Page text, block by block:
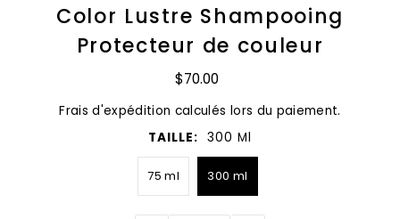
Color Lustre Shampooing
Protecteur de couleur
$70.00
Frais d'expédition calculés lors du paiement.
TAILLE: 300 Ml
75 ml 300 ml